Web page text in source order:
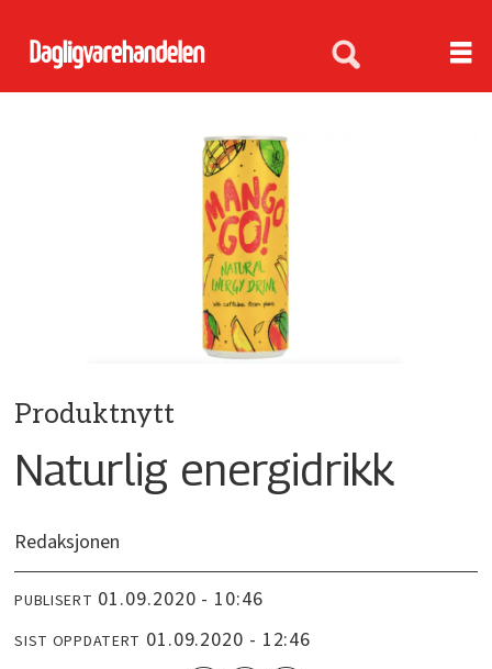
Produktnytt
Naturlig energidrikk
Redaksjonen
PUBLISERT 01.09.2020 - 10:46
SIST OPPDATERT 01.09.2020 - 12:46